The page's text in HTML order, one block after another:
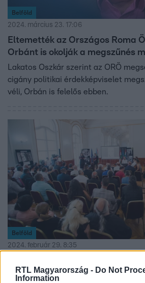
RTL Magyarország - Do Not
Information
Belföld
2024. március 23. 17:06
Eltemették az Országos Roma
Orbánt is okolják a megszűnés
Lakatos Oszkár szerint az ORÖ
cigány politikai érdekképviselet
véli, Orbán is felelős ebben.
Belföld
2024. február 29. 8:35
Önkormányzatnak